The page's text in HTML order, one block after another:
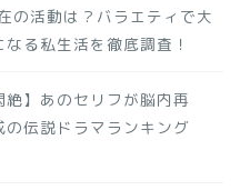
の活動は？バラエティで大
る私生活を徹底調査！
絶】あのセリフが脳内再
伝説ドラマランキング